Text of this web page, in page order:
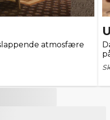
atmosfære